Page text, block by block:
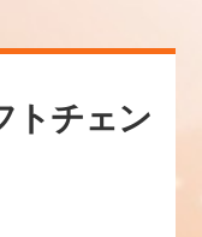
トチェン